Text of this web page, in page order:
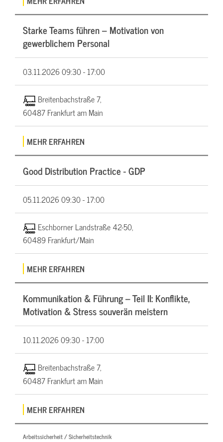
Starke Teams führen – Motivation von
gewerblichem Personal
03.11.202609:30 - 17:00
Breitenbachstraße 7,
60487 Frankfurt am Main
MEHR ERFAHREN
Good Distribution Practice - GDP
05.11.202609:30 - 17:00
Eschborner Landstraße 42-50,
60489 Frankfurt/Main
MEHR ERFAHREN
Kommunikation & Führung – Teil II: Konflikte,
Motivation & Stress souverän meistern
10.11.202609:30 - 17:00
Breitenbachstraße 7,
60487 Frankfurt am Main
MEHR ERFAHREN
Arbeitssicherheit / Sicherheitstechnik